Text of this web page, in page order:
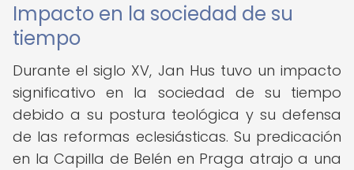
Impacto en la sociedad de su
tiempo
Durante el siglo XV, Jan Hus tuvo un impacto
significativo en la sociedad de su tiempo
debido a su postura teológica y su defensa
de las reformas eclesiásticas. Su predicación
en la Capilla de Belén en Praga atrajo a una